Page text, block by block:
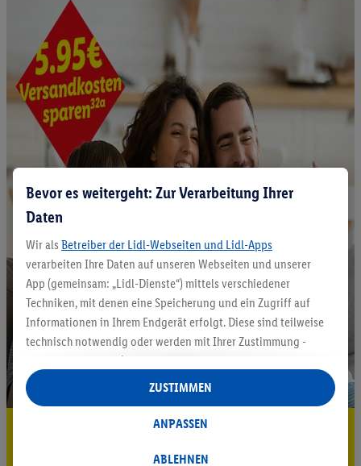
5.95 € Versand sparen³²ᵃ
Jetzt zum Newsletter anmelden
Bevor es weitergeht: Zur Verarbeitung Ihrer
Daten
Wir als Betreiber der Lidl-Webseiten und Lidl-Apps
verarbeiten Ihre Daten auf unseren Webseiten und unserer
App (gemeinsam: „Lidl-Dienste“) mittels verschiedener
Techniken, mit denen eine Speicherung und ein Zugriff auf
Informationen in Ihrem Endgerät erfolgt. Diese sind teilweise
technisch notwendig oder werden mit Ihrer Zustimmung -
auch durch Partner (u.a.
Verantwortliche; im Zusammenhang mit dem IAB TCF
insgesamt
Statistik-Erstellung oder für personalisierte Werbung
Datenverarbeitungen für personalisierte Werbung werden
ABLEHNEN
ANPASSEN
ZUSTIMMEN